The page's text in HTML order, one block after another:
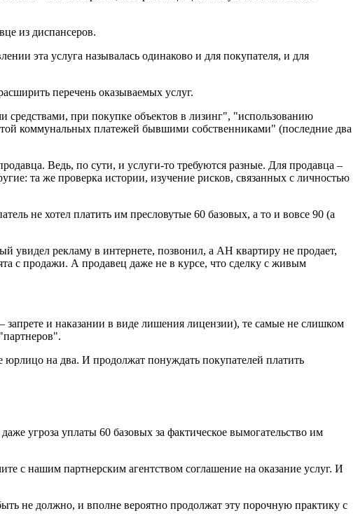
из диспансеров.
эта услуга называлась одинаково и для покупателя, и для
перечень оказываемых услуг.
при покупке объектов в лизинг", "использованию
коммунальных платежей бывшими собственниками" (последние два
Ведь, по сути, и услуги-то требуются разные. Для продавца –
та же проверка истории, изучение рисков, связанных с личностью
не хотел платить им пресловутые 60 базовых, а то и вовсе 90 (а
увидел рекламу в интернете, позвонил, а АН квартиру не продает,
с продажи. А продавец даже не в курсе, что сделку с живым
и наказании в виде лишения лицензии), те самые не слишком
юрлицо на два. И продолжат понуждать покупателей платить
угроза уплаты 60 базовых за фактическое вымогательство им
с нашим партнерским агентством соглашение на оказание услуг. И
не должно, и вполне вероятно продолжат эту порочную практику с